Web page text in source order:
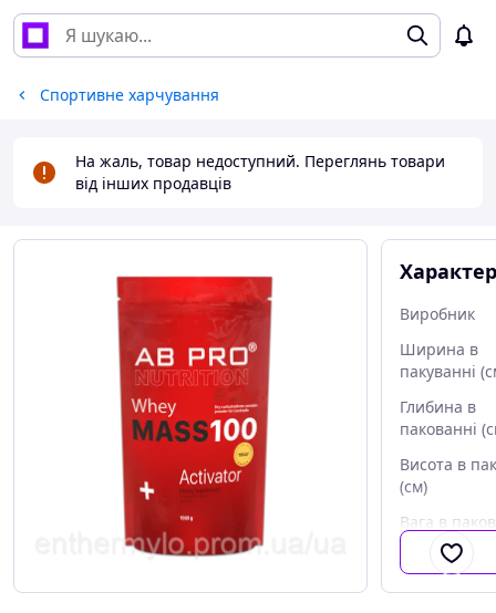
Спортивне харчування
На жаль, товар недоступний. Переглянь товари
від інших продавців
Виробник
Ширина в
пакуванні
Глибина в
пакованні
Висота в
(см)
Вага в